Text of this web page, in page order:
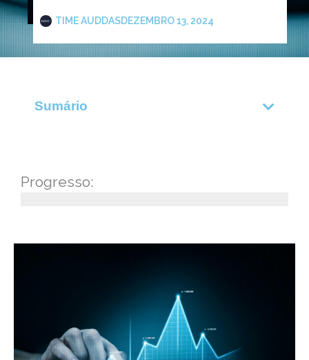
TIME AUDDASDEZEMBRO 13, 2024
Sumário
Progresso: